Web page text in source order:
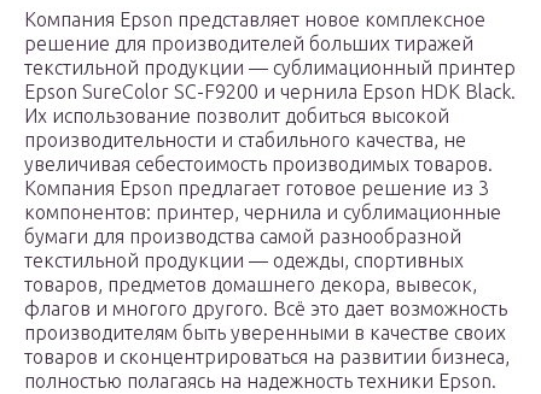
Компания Epson представляет новое комплексное
решение для производителей больших тиражей
текстильной продукции — сублимационный принтер
Epson SureColor SC-F9200 и чернила Epson HDK Black.
Их использование позволит добиться высокой
производительности и стабильного качества, не
увеличивая себестоимость производимых товаров.
Компания Epson предлагает готовое решение из 3
компонентов: принтер, чернила и сублимационные
бумаги для производства самой разнообразной
текстильной продукции — одежды, спортивных
товаров, предметов домашнего декора, вывесок,
флагов и многого другого. Всё это дает возможность
производителям быть уверенными в качестве своих
товаров и сконцентрироваться на развитии бизнеса,
полностью полагаясь на надежность техники Epson.